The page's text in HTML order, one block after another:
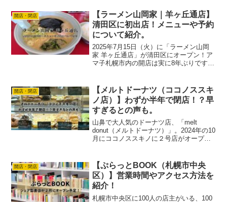
愛されてきた美鈴の味が、今度は白石で
楽しめます。...
開店・閉店
【ラーメン山岡家｜羊ヶ丘通店】
清田区に初出店！メニューや予約
について紹介。
2025年7月15日（火）に「ラーメン山岡
家 羊ヶ丘通店」が清田区にオープン！ア
マ子札幌市内の開店は実に8年ぶりです！
ニュー・予約方法・求人情報などをわか
りやすくまとめ...
開店・閉店
【メルトドーナツ（ココノススキ
ノ店）】わずか半年で閉店！？早
すぎるとの声も。
山鼻で大人気のドーナツ店、「melt
donut（メルトドーナツ）」。2024年の10
月にココノススキノに２号店がオープン
も多かったのではないでしょうか？しか
し、202...
開店・閉店
【ぷらっとBOOK（札幌市中央
区）】営業時間やアクセス方法を
紹介！
札幌市中央区に100人の店主がいる、100